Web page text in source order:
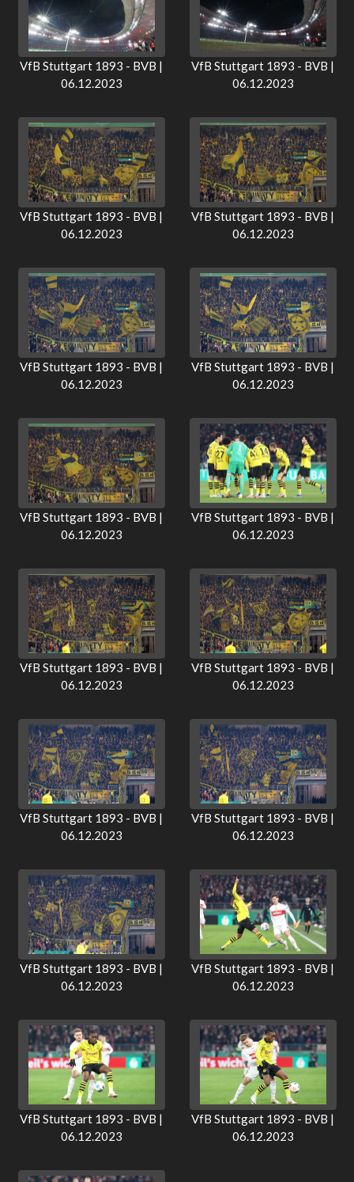
VfB Stuttgart 1893 - BVB |
06.12.2023
VfB Stuttgart 1893 - BVB |
06.12.2023
VfB Stuttgart 1893 - BVB |
06.12.2023
VfB Stuttgart 1893 - BVB |
06.12.2023
VfB Stuttgart 1893 - BVB |
06.12.2023
VfB Stuttgart 1893 - BVB |
06.12.2023
VfB Stuttgart 1893 - BVB |
06.12.2023
VfB Stuttgart 1893 - BVB |
06.12.2023
VfB Stuttgart 1893 - BVB |
06.12.2023
VfB Stuttgart 1893 - BVB |
06.12.2023
VfB Stuttgart 1893 - BVB |
06.12.2023
VfB Stuttgart 1893 - BVB |
06.12.2023
VfB Stuttgart 1893 - BVB |
06.12.2023
VfB Stuttgart 1893 - BVB |
06.12.2023
VfB Stuttgart 1893 - BVB |
06.12.2023
VfB Stuttgart 1893 - BVB |
06.12.2023